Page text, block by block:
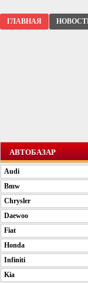
ГЛАВНАЯ
АВТОБАЗАР
Audi
Bmw
Chrysler
Daewoo
Fiat
Honda
Infiniti
Kia